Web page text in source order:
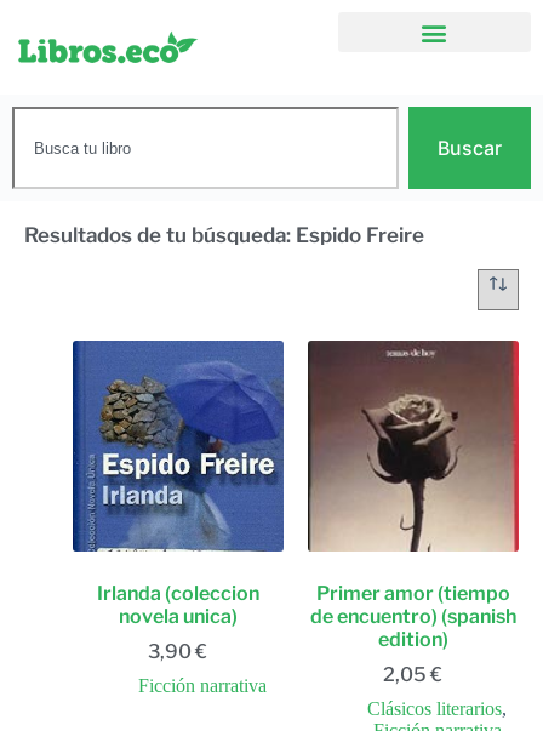
Buscar
Resultados de tu búsqueda: Espido Freire
Irlanda (coleccion
novela unica)
3,90€
Ficción narrativa
Primer amor (tiempo
de encuentro) (spanish
edition)
2,05€
Clásicos literarios,